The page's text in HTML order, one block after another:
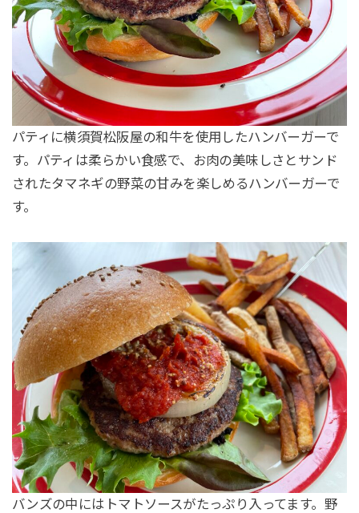
パティに横須賀松阪屋の和牛を使用したハンバーガーで
す。パティは柔らかい食感で、お肉の美味しさとサンド
されたタマネギの野菜の甘みを楽しめるハンバーガーで
す。
バンズの中にはトマトソースがたっぷり入ってます。野